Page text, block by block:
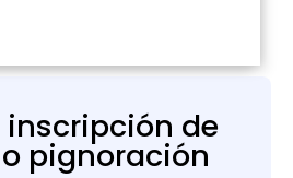
inscripción de
pignoración